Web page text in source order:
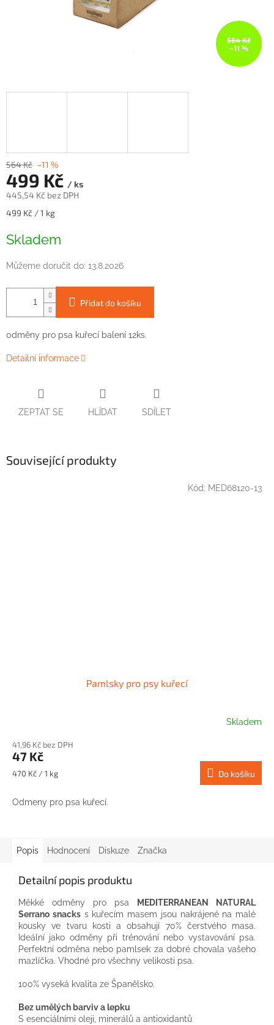
564 Kč
–11 %
564 Kč –11 %
499 Kč / ks
445,54 Kč bez DPH
Měrná
499 Kč / 1 kg
Skladem
Můžeme doručit do: 13.8.2026
Přidat do košíku
0dměny pro psa kuřecí balení 12ks.
Detailní informace
ZEPTAT SE HLÍDAT SDÍLET
Související produkty
Pamlsky pro psy kuřecí
Skladem
41,96 Kč bez DPH
47 Kč
Měrná
470 Kč / 1 kg Do košíku
Odmeny pro psa kuřecí.
Kód: MED68120-13
Popis Hodnocení Diskuze Značka
Detailní popis produktu
Měkké odměny pro psa MEDITERRANEAN
NATURAL
Serrano snacks s kuřecím masem jsou nakrájené na malé
kousky
ve tvaru kosti a obsahují 70% čerstvého masa.
Ideální jako odměny při trénování nebo vystavování psa.
Perfektní odměna nebo pamlsek za dobré chovala vašeho
mazlíčka. Vhodné pro všechny velikosti psa.
100% vyseká kvalita ze Španělsko.
Bezumělých barviva lepku
S esenciálními oleji minerálů a antioxidantů